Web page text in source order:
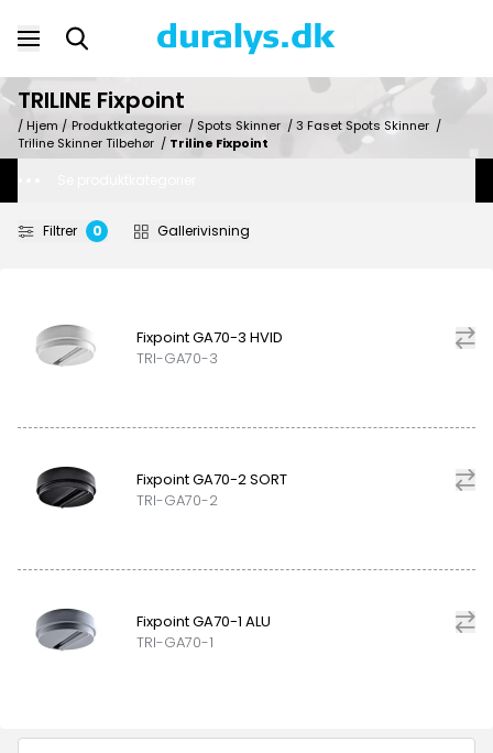
TRILINE Fixpoint
/ Hjem / Produktkategorier / Spots Skinner /3 Faset Spots Skinner /
Triline Skinner Tilbehør / Triline Fixpoint
Filtrer 0 Gallerivisning
Fixpoint GA70-3 HVID
TRI-GA70-3
Fixpoint GA70-2 SORT
TRI-GA70-2
Fixpoint GA70-1 ALU
TRI-GA70-1